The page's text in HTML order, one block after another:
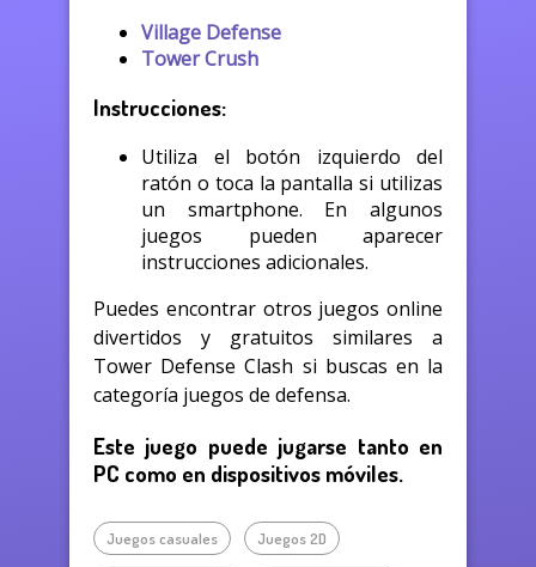
Village Defense
Tower Crush
Instrucciones:
Utiliza el botón izquierdo del
ratón o toca la pantalla si utilizas
un smartphone. En algunos
juegos pueden aparecer
instrucciones adicionales.
Puedes encontrar otros juegos online
divertidos y gratuitos similares a
Tower Defense Clash si buscas en la
categoría juegos de defensa.
Este juego puede jugarse tanto en
PC como en dispositivos móviles.
Juegos casuales Juegos 2D